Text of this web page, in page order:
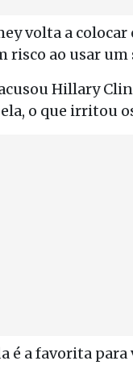
volta a
risco ao usar
Hillary
o que irritou
é a favorita para